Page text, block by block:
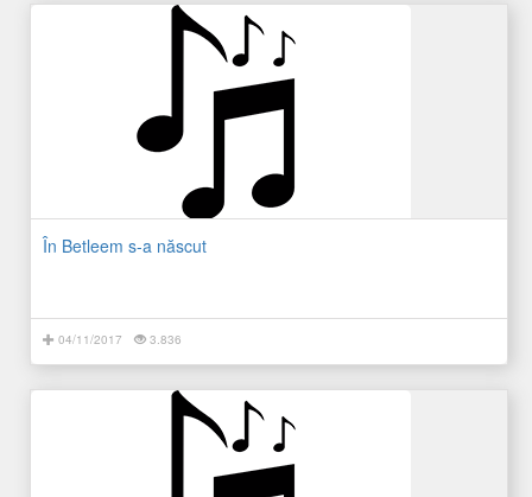
În Betleem s-a născut
04/11/2017 3.836